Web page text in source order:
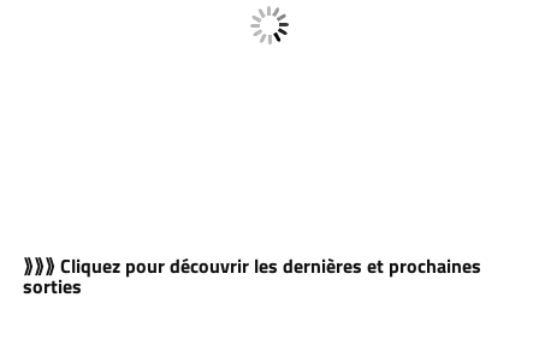
⟫⟫⟫ Cliquez pour découvrir les dernières et prochaines
sorties